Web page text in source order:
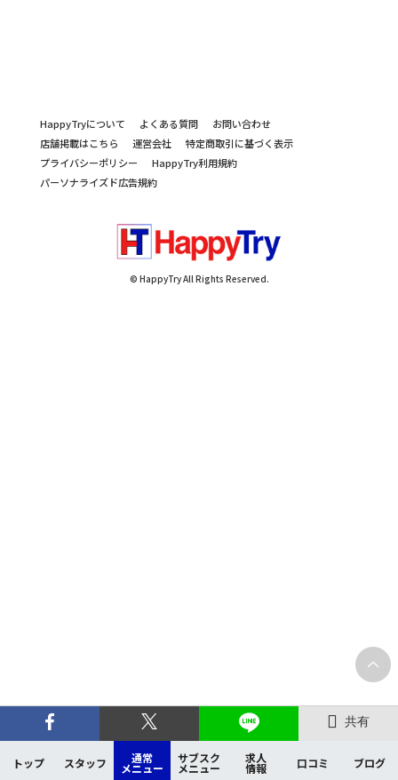
共有
トップ スタッフ 通常
メニュー
サブスク
メニュー
求人
情報 口コミ ブログ
HappyTryについて よくある質問
お問い合わせ
店舗掲載はこちら
運営会社
特定商取引に基づく表示
プライバシーポリシー
HappyTry利用規約
パーソナライズド広告規約
© HappyTry All Rights Reserved.